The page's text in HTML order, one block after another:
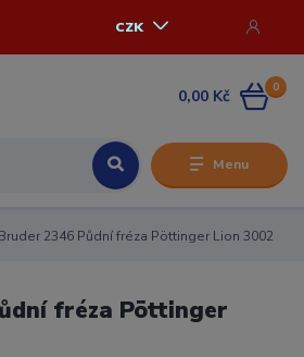
Menu
CZK
0
0,00 Kč
Bruder 2346 Půdní fréza Pöttinger Lion 3002
fréza Pöttinger